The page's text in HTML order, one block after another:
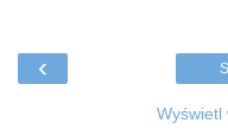
‹
Wyświetl